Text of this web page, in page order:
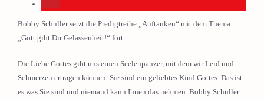
Bobby Schuller setzt die Predigtreihe „Auftanken“ mit dem Thema
„Gott gibt Dir Gelassenheit!“ fort.
Die Liebe Gottes gibt uns einen Seelenpanzer, mit dem wir Leid und
Schmerzen ertragen können. Sie sind ein geliebtes Kind Gottes. Das ist
es was Sie sind und niemand kann Ihnen das nehmen. Bobby Schuller